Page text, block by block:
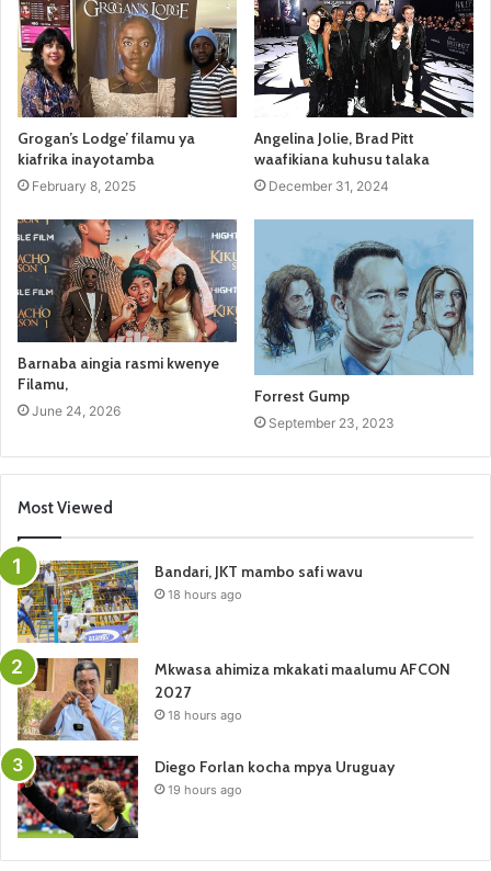
Grogan’s Lodge’ filamu ya
kiafrika inayotamba
February 8, 2025
Angelina Jolie, Brad Pitt
waafikiana kuhusu talaka
December 31, 2024
Barnaba aingia rasmi kwenye
Filamu,
June 24, 2026
Forrest Gump
September 23, 2023
Most Viewed
Bandari, JKT mambo safi wavu
18 hours ago
Mkwasa ahimiza mkakati maalumu AFCON
2027
18 hours ago
Diego Forlan kocha mpya Uruguay
19 hours ago